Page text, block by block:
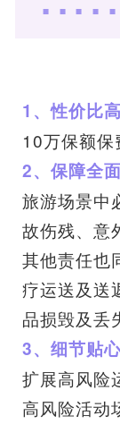
1、性价比高
10万保额
2、保障全面
旅游场景中
故伤残、意
其他责任也
疗运送及送
品损毁及丢
3、细节贴
扩展高风险
高风险活动